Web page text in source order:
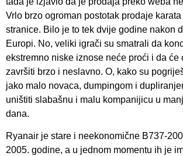
Vrlo brzo ogroman postotak prodaje
stranice. Bilo je to tek dvije godine nakon
Europi. No, veliki igrači su smatrali da
ekstremno niske iznose neće proći i da će
završiti brzo i neslavno. O, kako su
jako malo novaca, dumpingom i
uništiti slabašnu i malu kompanijicu u
dana.
Ryanair je stare i neekonomične B737-
2005. godine, a u jednom momentu ih je